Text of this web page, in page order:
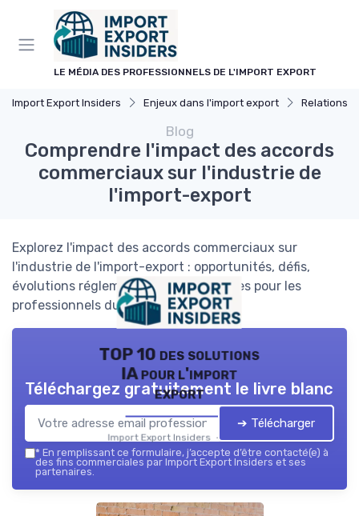
LE MÉDIA DES PROFESSIONNELS DE L'IMPORT EXPORT
Import Export Insiders Enjeux dans l'import export Relations
Blog
Comprendre l'impact des accords
commerciaux sur l'industrie de
l'import-export
Explorez l'impact des accords commerciaux sur
l'industrie de l'import-export : opportunités, défis,
évolutions réglementaires et stratégies pour les
professionnels du secteur.
TOP 10 des solutions
IA pour l'import
export
Import Export Insiders — 2026
Téléchargez gratuitement le livre blanc
➔ Télécharger
* En remplissant ce formulaire, j’accepte d’être contacté(e) à
des fins commerciales par Import Export Insiders et ses
partenaires.
Panneau de gestion des cookies